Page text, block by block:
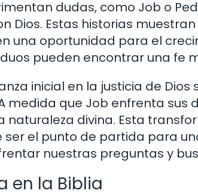
dudas, como Job o
Dios. Estas historias
una oportunidad para el
pueden encontrar una fe
inicial en la justicia de
medida que Job enfrenta sus
naturaleza divina. Esta
el punto de partida para
nuestras preguntas y
en la Biblia